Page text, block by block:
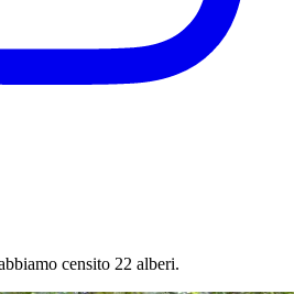
censito 22 alberi.